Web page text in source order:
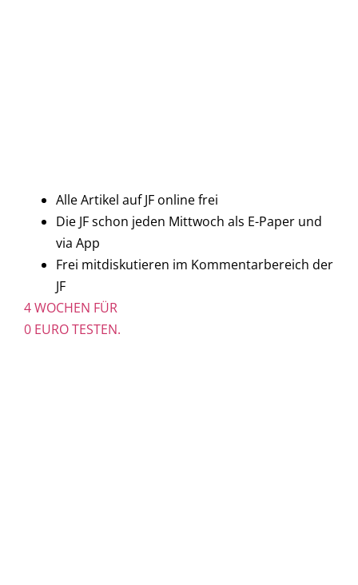
Alle Artikel auf JF online frei
Die JF schon jeden Mittwoch als E-Paper und
via App
Frei mitdiskutieren im Kommentarbereich der
JF
4 WOCHEN FÜR
0 EURO TESTEN.